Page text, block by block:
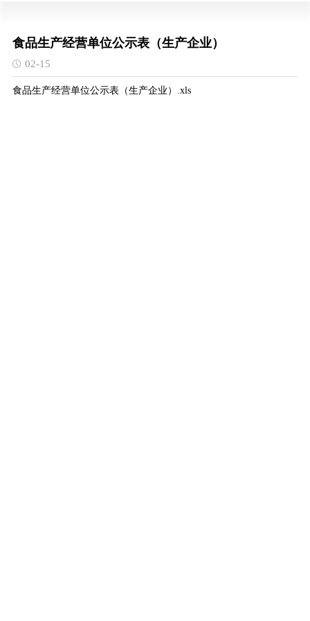
食品生产经营单位公示表（生产企业）
02-15
食品生产经营单位公示表（生产企业）.xls